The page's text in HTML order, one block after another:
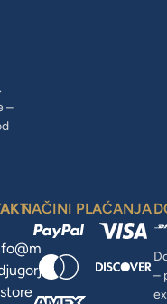
–
NAČINI PLAĆANJA
–